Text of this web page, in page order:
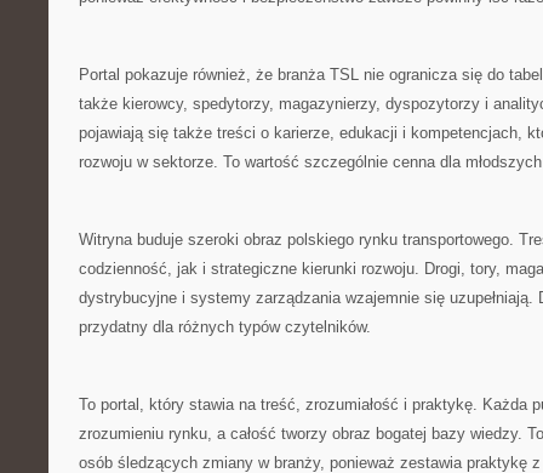
Portal pokazuje również, że branża TSL nie ogranicza się do
także kierowcy, spedytorzy, magazynierzy, dyspozytorzy i
pojawiają się także treści o karierze, edukacji i kompetencjach,
rozwoju w sektorze. To wartość szczególnie cenna dla
Witryna buduje szeroki obraz polskiego rynku transportowego.
codzienność, jak i strategiczne kierunki rozwoju. Drogi, tory,
dystrybucyjne i systemy zarządzania wzajemnie się
przydatny dla różnych typów czytelników.
To portal, który stawia na treść, zrozumiałość i praktykę. Każda
zrozumieniu rynku, a całość tworzy obraz bogatej bazy wiedzy.
osób śledzących zmiany w branży, ponieważ zestawia praktykę